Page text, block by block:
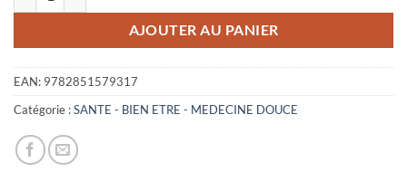
AJOUTER AU PANIER
EAN: 9782851579317
Catégorie :SANTE - BIEN ETRE - MEDECINE DOUCE